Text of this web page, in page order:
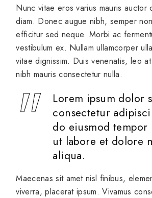
Nunc vitae eros varius mauris
diam. Donec augue nibh, semper
efficitur sed neque. Morbi ac
vestibulum ex. Nullam ullamcorper
vitae dignissim. Duis venenatis, leo
nibh mauris consectetur nulla.
Lorem ipsum dolor
consectetur
do eiusmod
ut labore et dolore
aliqua.
Maecenas sit amet nisl finibus,
viverra, placerat ipsum. Vivamus